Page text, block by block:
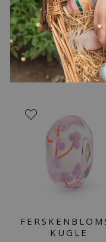
KUGLE